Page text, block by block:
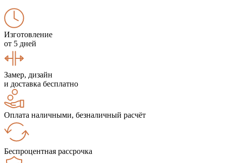
Изготовление
от 5 дней
Замер, дизайн
и доставка бесплатно
Оплата наличными, безналичный расчёт
Беспроцентная рассрочка